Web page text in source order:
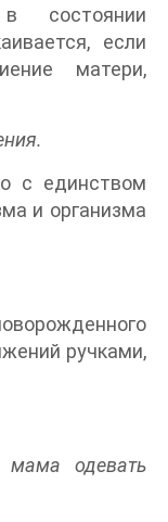
состоянии
если
матери,
с единством
и организма
ручками,
одевать